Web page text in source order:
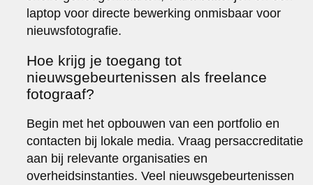
laptop voor directe bewerking onmisbaar voor
nieuwsfotografie.
Hoe krijg je toegang tot
nieuwsgebeurtenissen als freelance
fotograaf?
Begin met het opbouwen van een portfolio en
contacten bij lokale media. Vraag persaccreditatie
aan bij relevante organisaties en
overheidsinstanties. Veel nieuwsgebeurtenissen